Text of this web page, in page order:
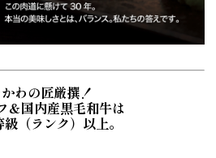
わの匠厳撰！
＆国内産黒毛和牛は
（ランク）以上。